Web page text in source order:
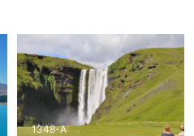
1348-A